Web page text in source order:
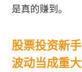
是真的赚到。
股票投资新
波动当成重